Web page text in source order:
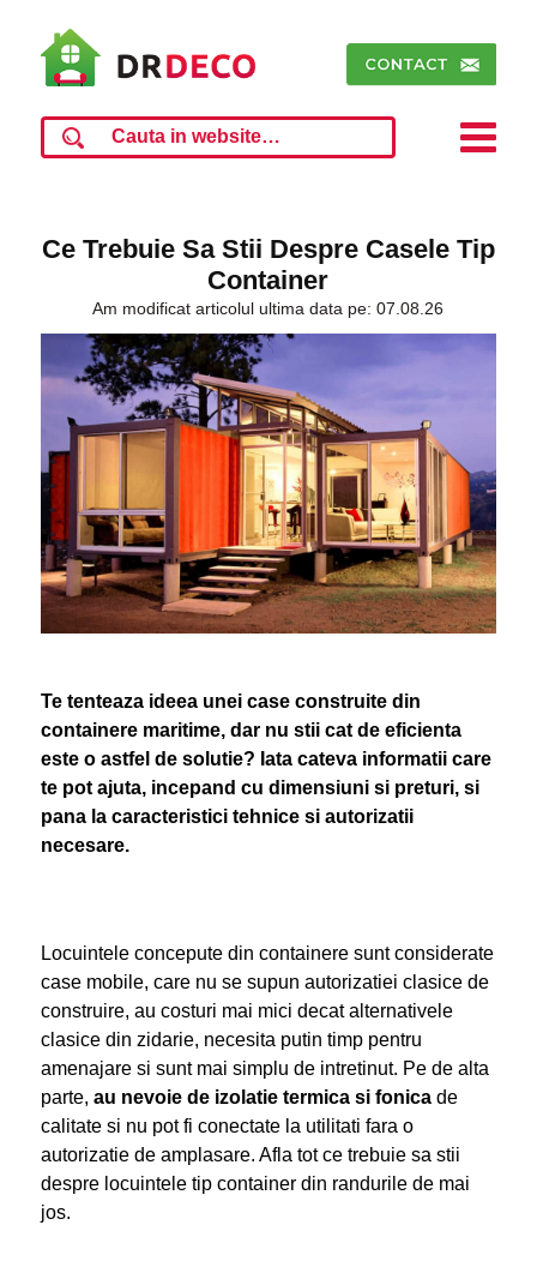
Ce Trebuie Sa Stii Despre Casele Tip
Container
Am modificat articolul ultima data pe: 07.08.26
Te tenteaza ideea unei case construite din
containere maritime, dar nu stii cat de eficienta
este o astfel de solutie? Iata cateva informatii care
te pot ajuta, incepand cu dimensiuni si preturi, si
pana la caracteristici tehnice si autorizatii
necesare.
Locuintele concepute din containere sunt considerate
case mobile, care nu se supun autorizatiei clasice de
construire, au costuri mai mici decat alternativele
clasice din zidarie, necesita putin timp pentru
amenajare si sunt mai simplu de intretinut. Pe de alta
parte, au nevoie de izolatie termica si fonicade
calitate si nu pot fi conectate la utilitati fara o
autorizatie de amplasare. Afla tot ce trebuie sa stii
despre locuintele tip container din randurile de mai
jos.